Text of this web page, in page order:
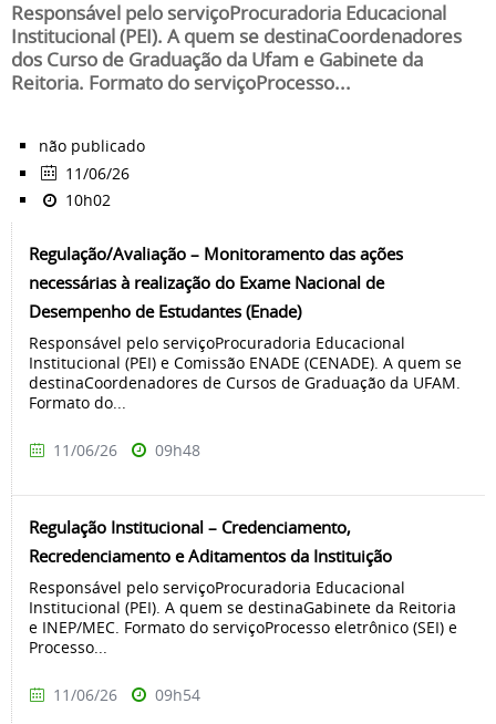
Responsável pelo serviçoProcuradoria Educacional
Institucional (PEI). A quem se destinaCoordenadores
dos Curso de Graduação da Ufam e Gabinete da
Reitoria. Formato do serviçoProcesso...
não publicado
11/06/26
10h02
Regulação/Avaliação – Monitoramento das ações
necessárias à realização do Exame Nacional de
Desempenho de Estudantes (Enade)
Responsável pelo serviçoProcuradoria Educacional
Institucional (PEI) e Comissão ENADE (CENADE). A quem se
destinaCoordenadores de Cursos de Graduação da UFAM.
Formato do...
11/06/26 09h48
Regulação Institucional – Credenciamento,
Recredenciamento e Aditamentos da Instituição
Responsável pelo serviçoProcuradoria Educacional
Institucional (PEI). A quem se destinaGabinete da Reitoria
e INEP/MEC. Formato do serviçoProcesso eletrônico (SEI) e
Processo...
11/06/26 09h54